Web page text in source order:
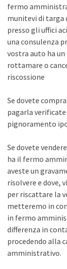
fermo
munitevi di targa
presso gli uffici
una consulenza
vostra auto ha
rottamare o
riscossione
Se dovete
pagarla
pignoramento
Se dovete
ha il fermo
aveste un
risolvere e dove,
per riscattare la
metteremo in
in fermo
differenza in
procedendo alla
amministrativo.